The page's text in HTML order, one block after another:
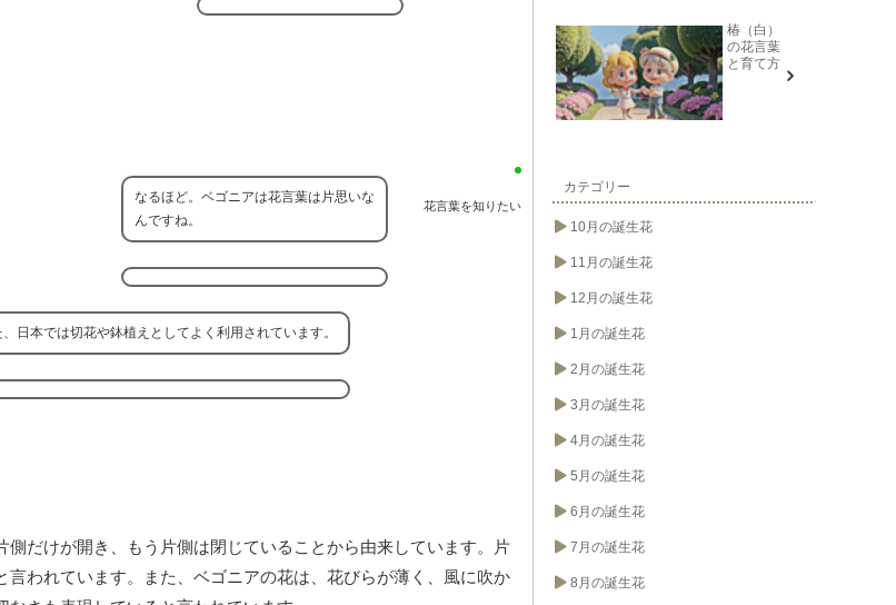
花言葉を知りたい
なるほど。ベゴニアは花言葉は片思いな
んですね。
日本では切花や鉢植えとしてよく利用されています。
側だけが開き、もう片側は閉じていることから由来しています。片
われています。また、ベゴニアの花は、花びらが薄く、風に吹か
楽しみ
に、忍
耐、箱入
椿（白）
の花言葉
と育て方
カテゴリー
10月の誕生花
11月の誕生花
12月の誕生花
1月の誕生花
2月の誕生花
3月の誕生花
4月の誕生花
5月の誕生花
6月の誕生花
7月の誕生花
8月の誕生花